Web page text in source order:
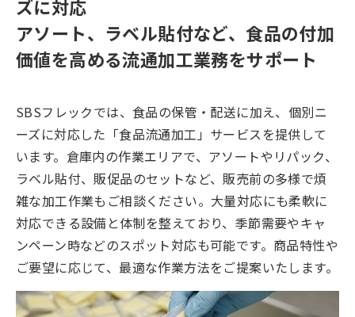
ズに対応
アソート、ラベル貼付など、食品の付加
価値を高める流通加工業務をサポート
SBSフレックでは、食品の保管・配送に加え、個別ニ
ーズに対応した「食品流通加工」サービスを提供して
います。倉庫内の作業エリアで、アソートやリパック、
ラベル貼付、販促品のセットなど、販売前の多様で煩
雑な加工作業もご相談ください。大量対応にも柔軟に
対応できる設備と体制を整えており、季節需要やキャ
ンペーン時などのスポット対応も可能です。商品特性や
ご要望に応じて、最適な作業方法をご提案いたします。